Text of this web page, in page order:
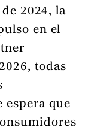
2024, la
en el
todas
espera que